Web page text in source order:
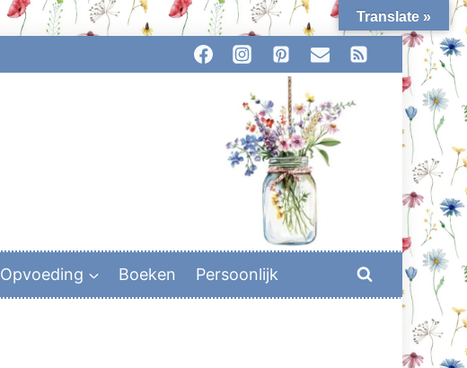
Opvoeding Boeken Persoonlijk
Translate »